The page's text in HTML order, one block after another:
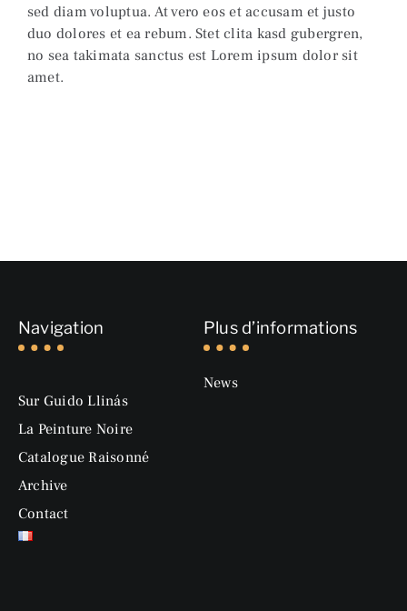
sed diam voluptua. At vero eos et accusam et justo
duo dolores et ea rebum. Stet clita kasd gubergren,
no sea takimata sanctus est Lorem ipsum dolor sit
amet.
Navigation
Sur Guido Llinás
La Peinture Noire
Catalogue Raisonné
Archive
Contact
Plus d’informations
News